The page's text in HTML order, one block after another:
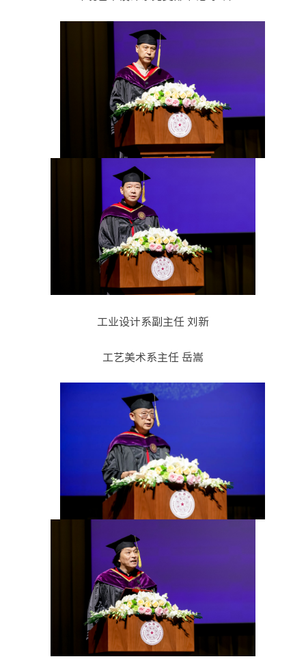
工业设计系副主任 刘新
工艺美术系主任 岳嵩